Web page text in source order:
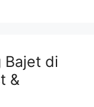
Bajet di
&